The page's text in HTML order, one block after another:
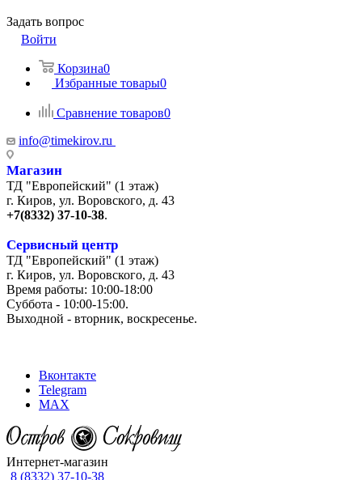
Задать вопрос
Войти
Корзина0
Избранные товары0
Сравнение товаров0
info@timekirov.ru
Магазин
ТД "Европейский" (1 этаж)
г. Киров, ул. Воровского, д. 43
+7(8332) 37-10-38.
Сервисный центр
ТД "Европейский" (1 этаж)
г. Киров, ул. Воровского, д. 43
Время работы: 10:00-18:00
Суббота - 10:00-15:00.
Выходной - вторник, воскресенье.
Вконтакте
Telegram
MAX
Интернет-магазин
8 (8332) 37-10-38